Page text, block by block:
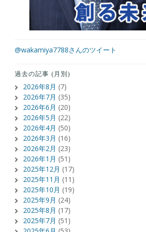
@wakamiya7788さんのツイート
過去の記事 (月別)
2026年8月 (7)
2026年7月 (35)
2026年6月 (20)
2026年5月 (22)
2026年4月 (50)
2026年3月 (16)
2026年2月 (23)
2026年1月 (51)
2025年12月 (17)
2025年11月 (11)
2025年10月 (19)
2025年9月 (24)
2025年8月 (17)
2025年7月 (51)